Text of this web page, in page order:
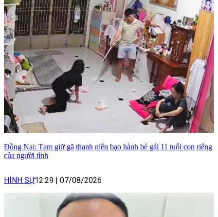
Đồng Nai: Tạm giữ gã thanh niên bạo hành bé gái 11 tuổi con riêng
của người tình
HÌNH SỰ12:29 | 07/08/2026